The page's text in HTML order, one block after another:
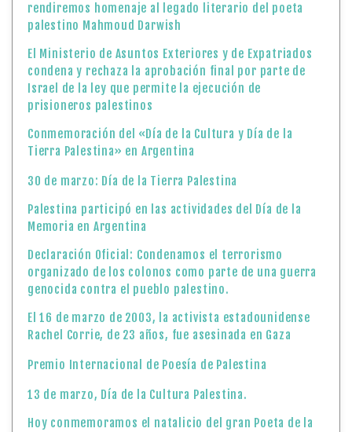
rendiremos homenaje al legado literario del poeta
palestino Mahmoud Darwish
El Ministerio de Asuntos Exteriores y de Expatriados
condena y rechaza la aprobación final por parte de
Israel de la ley que permite la ejecución de
prisioneros palestinos
Conmemoración del «Día de la Cultura y Día de la
Tierra Palestina» en Argentina
30 de marzo: Día de la Tierra Palestina
Palestina participó en las actividades del Día de la
Memoria en Argentina
Declaración Oficial: Condenamos el terrorismo
organizado de los colonos como parte de una guerra
genocida contra el pueblo palestino.
El 16 de marzo de 2003, la activista estadounidense
Rachel Corrie, de 23 años, fue asesinada en Gaza
Premio Internacional de Poesía de Palestina
13 de marzo, Día de la Cultura Palestina.
Hoy conmemoramos el natalicio del gran Poeta de la